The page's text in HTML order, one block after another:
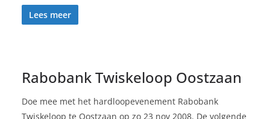
Lees meer
Rabobank Twiskeloop Oostzaan
Doe mee met het hardloopevenement Rabobank
Twiskeloop te Oostzaan op zo 23 nov 2008. De volgende